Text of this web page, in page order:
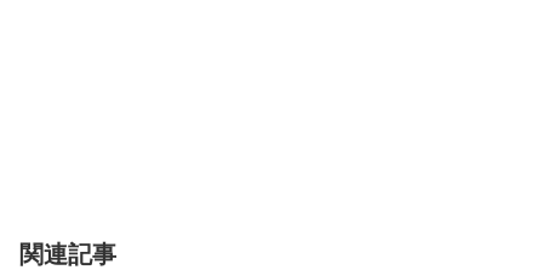
関連記事